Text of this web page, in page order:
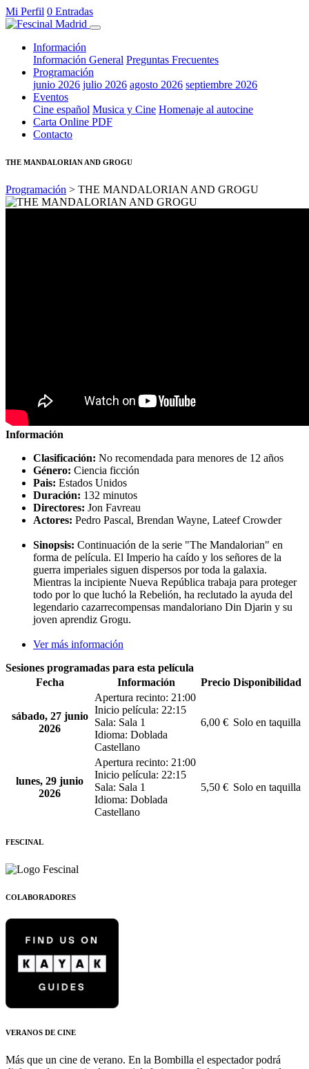
Mi Perfil 0 Entradas
Información
Información General Preguntas Frecuentes
Programación
junio 2026 julio 2026 agosto 2026 septiembre 2026
Eventos
Cine español Musica y Cine Homenaje al autocine
Carta Online PDF
Contacto
THE MANDALORIAN AND GROGU
Programación > THE MANDALORIAN AND GROGU
Información
Clasificación: No recomendada para menores de 12 años
Género: Ciencia ficción
Pais: Estados Unidos
Duración: 132 minutos
Directores: Jon Favreau
Actores: Pedro Pascal, Brendan Wayne, Lateef Crowder
Sinopsis: Continuación de la serie "The Mandalorian" en
forma de película. El Imperio ha caído y los señores de la
guerra imperiales siguen dispersos por toda la galaxia.
Mientras la incipiente Nueva República trabaja para proteger
todo por lo que luchó la Rebelión, ha reclutado la ayuda del
legendario cazarrecompensas mandaloriano Din Djarin y su
joven aprendiz Grogu.
Ver más información
Sesiones programadas para esta película
Fecha
Información Precio Disponibilidad
sábado, 27 junio
2026
Apertura recinto: 21:00
Inicio película: 22:15
Sala: Sala 1
Idioma: Doblada
Castellano
6,00 € Solo en taquilla
lunes, 29 junio
2026
Apertura recinto: 21:00
Inicio película: 22:15
Sala: Sala 1
Idioma: Doblada
Castellano
5,50 € Solo en taquilla
FESCINAL
COLABORADORES
VERANOS DE CINE
Más que un cine de verano. En la Bombilla el espectador podrá